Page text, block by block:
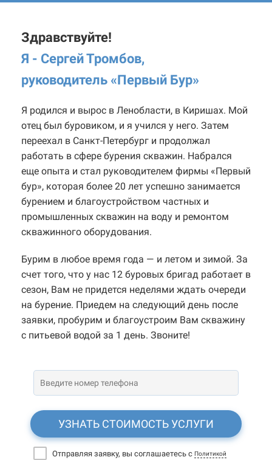
Здравствуйте!
Я - Сергей Тромбов,
руководитель «Первый Бур»
Я родился и вырос в Ленобласти, в Киришах. Мой
отец был буровиком, и я учился у него. Затем
переехал в Санкт-Петербург и продолжал
работать в сфере бурения скважин. Набрался
еще опыта и стал руководителем фирмы «Первый
бур», которая более 20 лет успешно занимается
бурением и благоустройством частных и
промышленных скважин на воду и ремонтом
скважинного оборудования.
Бурим в любое время года — и летом и зимой. За
счет того, что у нас 12 буровых бригад работает в
сезон, Вам не придется неделями ждать очереди
на бурение. Приедем на следующий день после
заявки, пробурим и благоустроим Вам скважину
с питьевой водой за 1 день. Звоните!
УЗНАТЬ СТОИМОСТЬ УСЛУГИ
Отправляя заявку, вы соглашаетесь с Политикой